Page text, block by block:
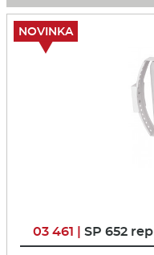
03 461 | SP 652
NOVINKA